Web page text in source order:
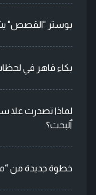
بوستر "القصص"
بكاء قاهر في
لماذا تصدرت علا
ٱلبحث؟
خطوة جديدة من